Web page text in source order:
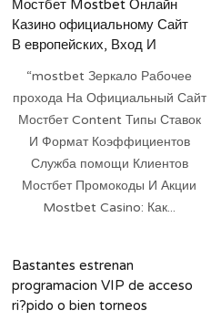
Мостбет Mostbet Онлайн
Казино официальному Сайт
В европейских, Вход И
“mostbet Зеркало Рабочее
прохода На Официальный Сайт
Мостбет Content Типы Ставок
И Формат Коэффициентов
Служба помощи Клиентов
Мостбет Промокоды И Акции
Mostbet Casino: Как...
Bastantes estrenan
programacion VIP de acceso
ri?pido o bien torneos